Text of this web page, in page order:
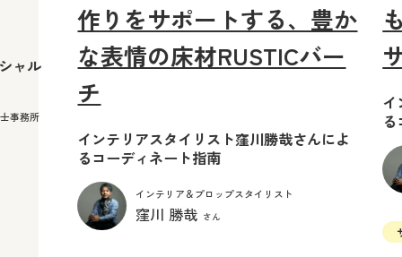
ャル
事務所
作りをサポートする、豊か
な表情の床材RUSTICバー
チ
インテリアスタイリスト窪川勝哉さんによ
るコーディネート指南
インテリア＆プロップスタイリスト
窪川 勝哉 さん